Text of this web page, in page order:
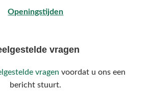
Openingstijden
vragen
vragen voordat u ons een
bericht stuurt.